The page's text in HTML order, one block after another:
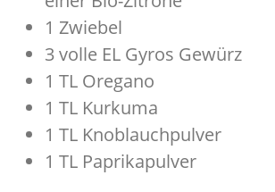
1 Zwiebel
3 volle EL Gyros Gewürz
1 TL Oregano
1 TL Kurkuma
1 TL Knoblauchpulver
1 TL Paprikapulver